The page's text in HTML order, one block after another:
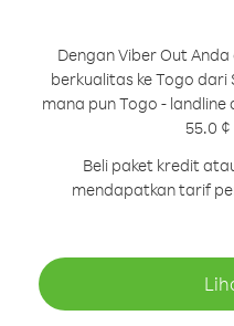
Dengan Viber Out
berkualitas ke Togo dari
mana pun Togo -
55.0
Beli paket kredit
mendapatkan tarif